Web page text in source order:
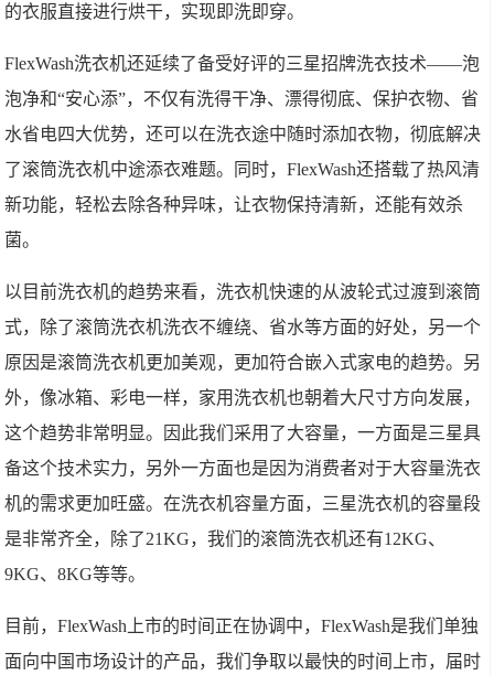
的衣服直接进行烘干，实现即洗即穿。
FlexWash洗衣机还延续了备受好评的三星招牌洗衣技术——泡
泡净和“安心添”，不仅有洗得干净、漂得彻底、保护衣物、省
水省电四大优势，还可以在洗衣途中随时添加衣物，彻底解决
了滚筒洗衣机中途添衣难题。同时，FlexWash还搭载了热风清
新功能，轻松去除各种异味，让衣物保持清新，还能有效杀
菌。
以目前洗衣机的趋势来看，洗衣机快速的从波轮式过渡到滚筒
式，除了滚筒洗衣机洗衣不缠绕、省水等方面的好处，另一个
原因是滚筒洗衣机更加美观，更加符合嵌入式家电的趋势。另
外，像冰箱、彩电一样，家用洗衣机也朝着大尺寸方向发展，
这个趋势非常明显。因此我们采用了大容量，一方面是三星具
备这个技术实力，另外一方面也是因为消费者对于大容量洗衣
机的需求更加旺盛。在洗衣机容量方面，三星洗衣机的容量段
是非常齐全，除了21KG，我们的滚筒洗衣机还有12KG、
9KG、8KG等等。
目前，FlexWash上市的时间正在协调中，FlexWash是我们单独
面向中国市场设计的产品，我们争取以最快的时间上市，届时